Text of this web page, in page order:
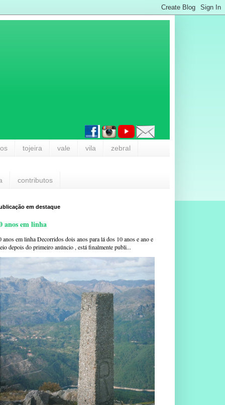
tojeira vale vila zebral
contributos
em destaque
anos em linha
anos em linha Decorridos dois anos para lá dos 10 anos e ano e
depois do primeiro anúncio , está finalmente publi...